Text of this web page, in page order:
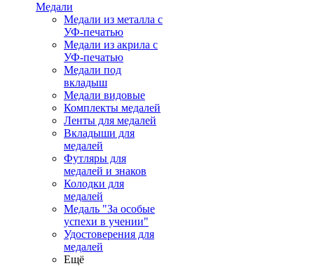
Медали
Медали из металла с
УФ-печатью
Медали из акрила с
УФ-печатью
Медали под
вкладыш
Медали видовые
Комплекты медалей
Ленты для медалей
Вкладыши для
медалей
Футляры для
медалей и знаков
Колодки для
медалей
Медаль "За особые
успехи в учении"
Удостоверения для
медалей
Ещё